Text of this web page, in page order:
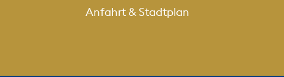
Anfahrt & Stadtplan